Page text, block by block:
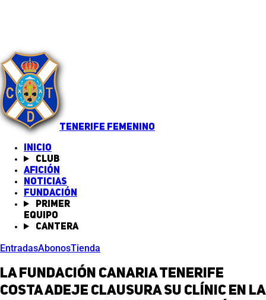
TENERIFE FEMENINO
INICIO
Club
Afición
Noticias
Fundación
Primer
equipo
Cantera
EntradasAbonosTienda
La Fundación Canaria Tenerife
Costa Adeje clausura su clínic en La